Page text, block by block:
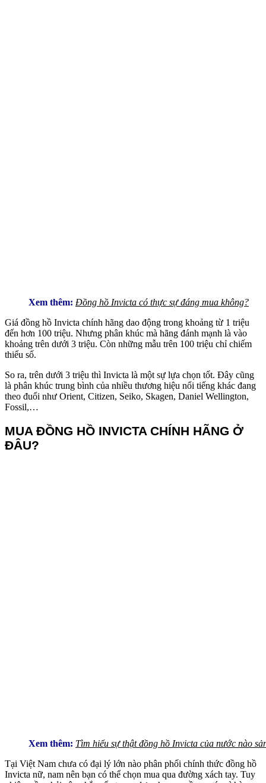
Xem thêm: Đồng hồ Invicta có thực sự đáng mua không?
Giá đồng hồ Invicta chính hãng dao động trong khoảng từ 1 triệu
đến hơn 100 triệu. Nhưng phân khúc mà hãng đánh mạnh là vào
khoảng trên dưới 3 triệu. Còn những mẫu trên 100 triệu chỉ chiếm
thiểu số.
So ra, trên dưới 3 triệu thì Invicta là một sự lựa chọn tốt. Đây cũng
là phân khúc trung bình của nhiều thương hiệu nổi tiếng khác đang
theo đuổi như Orient, Citizen, Seiko, Skagen, Daniel Wellington,
Fossil,…
MUA ĐỒNG HỒ INVICTA CHÍNH HÃNG Ở
ĐÂU?
Xem thêm: Tìm hiểu sự thật đồng hồ Invicta của nước nào
Tại Việt Nam chưa có đại lý lớn nào phân phối chính thức đồng hồ
Invicta nữ, nam nên bạn có thể chọn mua qua đường xách tay. Tuy